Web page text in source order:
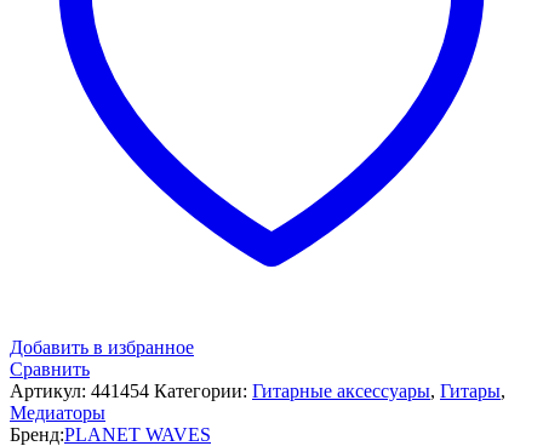
Добавить в избранное
Сравнить
Артикул: 441454 Категории: Гитарные аксессуары, Гитары,
Медиаторы
Бренд:PLANET WAVES